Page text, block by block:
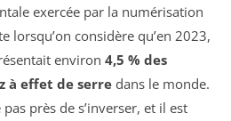
exercée par la numérisation
lorsqu’on considère qu’en 2023,
environ 4,5 % des
à effet de serre dans le monde.
près de s’inverser, et il est